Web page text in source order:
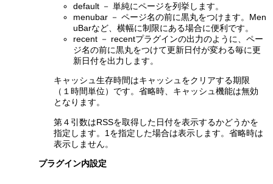
default － 単純にページを列挙します。
menubar － ページ名の前に黒丸をつけます。Men
uBarなど、横幅に制限にある場合に便利です。
recent － recentプラグインの出力のように、ペー
ジ名の前に黒丸をつけて更新日付が変わる毎に更
新日付を出力します。
キャッシュ生存時間はキャッシュをクリアする期限
（１時間単位）です。省略時、キャッシュ機能は無効
となります。
第４引数はRSSを取得した日付を表示するかどうかを
指定します。1を指定した場合は表示します。省略時は
表示しません。
プラグイン内設定